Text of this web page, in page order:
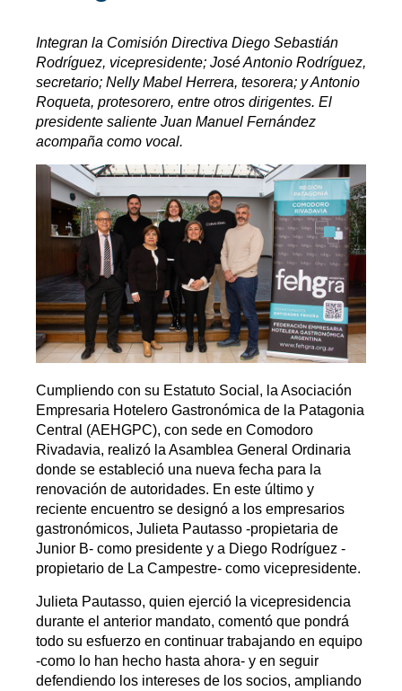
Integran la Comisión Directiva Diego Sebastián
Rodríguez, vicepresidente; José Antonio Rodríguez,
secretario; Nelly Mabel Herrera, tesorera; y Antonio
Roqueta, protesorero, entre otros dirigentes. El
presidente saliente Juan Manuel Fernández
acompaña como vocal.
Cumpliendo con su Estatuto Social, la Asociación
Empresaria Hotelero Gastronómica de la Patagonia
Central (AEHGPC), con sede en Comodoro
Rivadavia, realizó la Asamblea General Ordinaria
donde se estableció una nueva fecha para la
renovación de autoridades. En este último y
reciente encuentro se designó a los empresarios
gastronómicos, Julieta Pautasso -propietaria de
Junior B- como presidente y a Diego Rodríguez -
propietario de La Campestre- como vicepresidente.
Julieta Pautasso, quien ejerció la vicepresidencia
durante el anterior mandato, comentó que pondrá
todo su esfuerzo en continuar trabajando en equipo
-como lo han hecho hasta ahora- y en seguir
defendiendo los intereses de los socios, ampliando